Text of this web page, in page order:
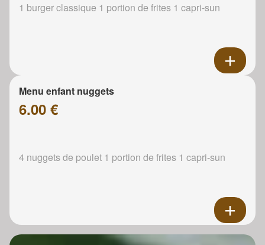
1 burger classique 1 portion de frites 1 capri-sun
Menu enfant nuggets
6.00 €
4 nuggets de poulet 1 portion de frites 1 capri-sun